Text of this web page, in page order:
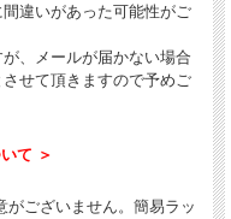
違いがあった可能性がご
、メールが届かない場合
せて頂きますので予めご
て ＞
がございません。簡易ラッ